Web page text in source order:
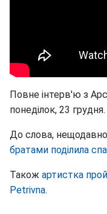
Повне інтерв'ю з
понеділок, 23 грудня.
До слова, нещодавно
братами поділила
Також артистка
Petrivna.